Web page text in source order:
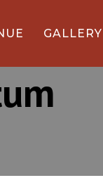
GALLERY